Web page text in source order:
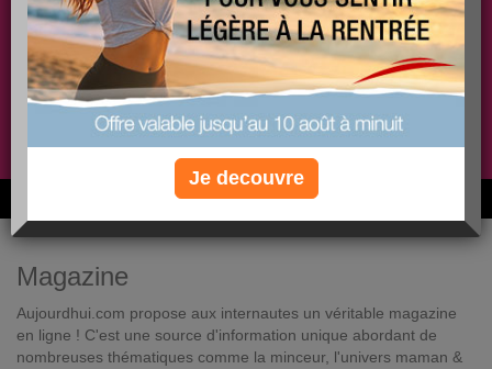
PLUS
EFFICACE
PLUS
SANTÉ
PLUS
COACHING
Non, je préfère le régime gratuit
6M de personnes ont maigri et réappris à manger avec nous
Magazine
Aujourdhui.com propose aux internautes un véritable magazine
en ligne ! C'est une source d'information unique abordant de
nombreuses thématiques comme la minceur, l'univers maman &
Je decouvre